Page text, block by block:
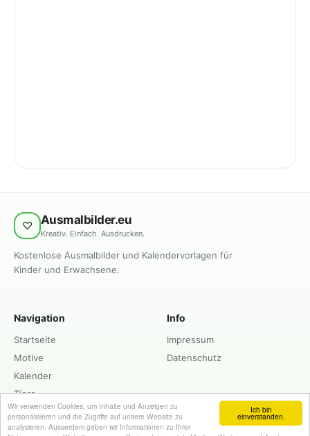
Ich bin
einverstanden.
Wir verwenden Cookies, um Inhalte und Anzeigen zu
personalisieren und die Zugriffe auf unsere Website zu
analysieren. Ausserdem geben wir Informationen zu Ihrer
♡ Ausmalbilder.eu
Kreativ. Einfach. Ausdrucken.
Kostenlose Ausmalbilder und Kalendervorlagen für
Kinder und Erwachsene.
Navigation
Startseite
Motive
Kalender
Tiere
Info
Impressum
Datenschutz